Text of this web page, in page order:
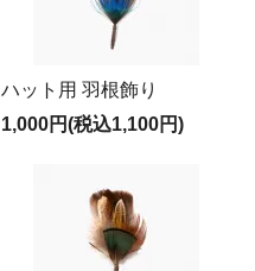
ハット用 羽根飾り
1,000円(税込1,100円)